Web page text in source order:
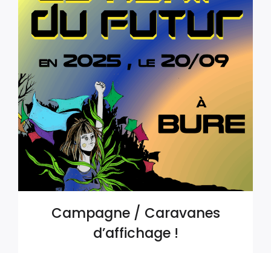
Campagne / Caravanes
d’affichage !